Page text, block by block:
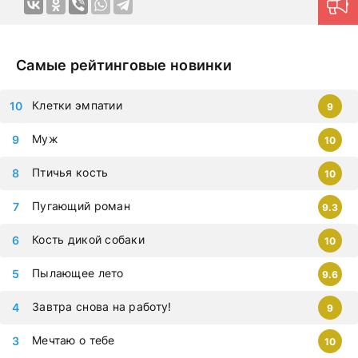
переживать самые яркие эмоции. Картины на русском
Продуманная навигация поможет моментально найти
загружаются ежедневно, приступайте к просмотру
дорамы, которыми восхищается весь мир. Все фильмы
можно смотреть на любых гаджетах – iphone, android,
Самые рейтинговые новинки
Мечтаю о тебе 10
Завтра снова на работу! 9
Пылающее лето 9.6
Кость дикой собаки 10
Пугающий роман 9.3
Птичья кость 10
Муж 10
Клетки эмпатии 9